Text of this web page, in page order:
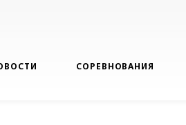
СОРЕВНОВАНИЯ